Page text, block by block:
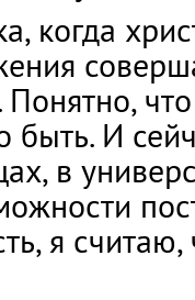
когда
быть. И
в
я